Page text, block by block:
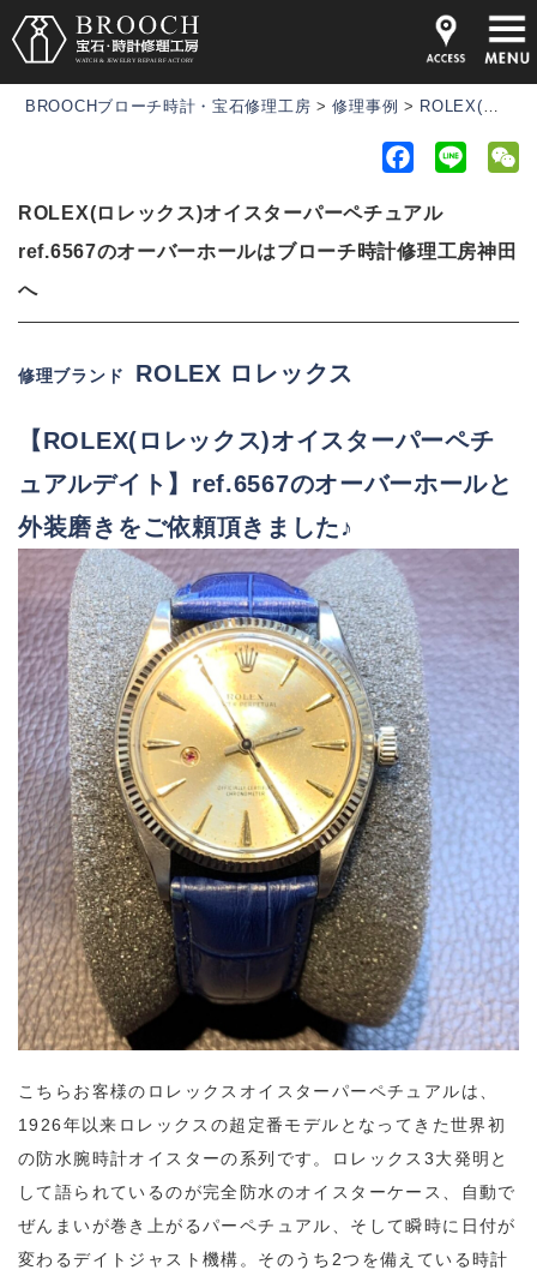
BROOCHブローチ時計・宝石修理工房 >修理事例 > ROLEX(ロレックス)オイスターパーペチュアルref.6567のオーバーホールはブローチ時計修理工房神田へ
c
e
e
ROLEX(ロレックス)オイスターパーペチュアル
ref.6567のオーバーホールはブローチ時計修理工房神田
へ
修理ブランド ROLEX ロレックス
【ROLEX(ロレックス)オイスターパーペチ
ュアルデイト】ref.6567のオーバーホールと
外装磨きをご依頼頂きました♪
こちらお客様のロレックス オイスターパーペチュアルは、
1926年以来ロレックスの超定番モデルとなってきた世界初
の防水腕時計オイスターの系列です。ロレックス3大発明と
して語られているのが完全防水のオイスターケース、自動で
ぜんまいが巻き上がるパーペチュアル、そして瞬時に日付が
変わるデイトジャスト機構。そのうち2つを備えている時計